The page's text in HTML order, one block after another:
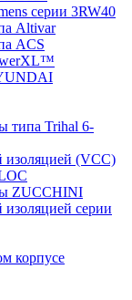
серии 3RW40
Altivar
ACS
типа Trihal 6-
изоляцией (VCC)
ZUCCHINI
серии
корпусе